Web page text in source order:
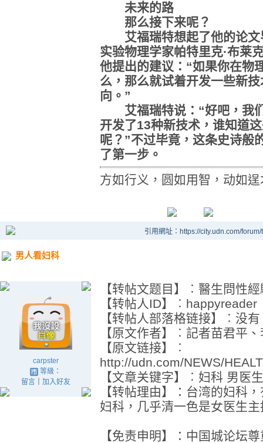
未来的路
那么接下来呢？
艾福瑞特想起了他的论文
实验物理学家帕特里克·布
他提出的建议：“如果你在物
么，那么就试着开发一些新
向。”
艾福瑞特说：“好吧，我
开发了13种新技术，谁知道
呢？”不过毕竟，这条史诗般
了第一步。
方如行义，圆如用智，动如
引用網址：https://city.udn.com/
男人看妇科
carpster
等級：
留言｜ 加入好友
【转帖文题目】︰醫生問性
【转帖人ID】︰happyreader
【转帖人部落格链接】︰没有
【原文作者】︰記者苗君平
【原文链接】︰
http://udn.com/NEWS/
【文章关键字】︰妇科 男医生
【转帖理由】：台湾的妇科
妇科，几乎清一色是女医生主
【免责申明】：中国城论坛